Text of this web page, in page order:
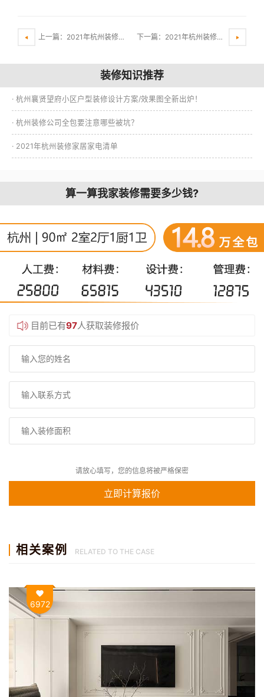
上一篇：2021年杭州装修时间规定 下一篇：2021年杭州装修家居家电清单
装修知识推荐
· 杭州襄贤望府小区户型装修设计方案/效果图全新出炉！
· 杭州装修公司全包要注意哪些被坑？
· 2021年杭州装修家居家电清单
算一算我家装修需要多少钱?
目前已有97人获取装修报价
请放心填写，您的信息将被严格保密
相关案例 RELATED TO THE CASE
6972